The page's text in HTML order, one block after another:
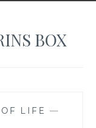
BOX
LIFE —